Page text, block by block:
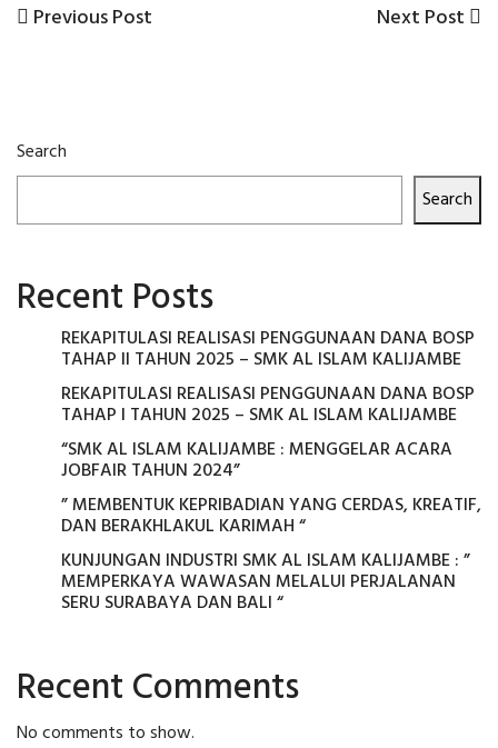
Post
Previous
Previous Post
Next
Next Post
Search
Search
Recent Posts
REKAPITULASI REALISASI PENGGUNAAN DANA BOSP
TAHAP II TAHUN 2025 – SMK AL ISLAM KALIJAMBE
REKAPITULASI REALISASI PENGGUNAAN DANA BOSP
TAHAP I TAHUN 2025 – SMK AL ISLAM KALIJAMBE
“SMK AL ISLAM KALIJAMBE : MENGGELAR ACARA
JOBFAIR TAHUN 2024”
” MEMBENTUK KEPRIBADIAN YANG CERDAS, KREATIF,
DAN BERAKHLAKUL KARIMAH “
KUNJUNGAN INDUSTRI SMK AL ISLAM KALIJAMBE : ”
MEMPERKAYA WAWASAN MELALUI PERJALANAN
SERU SURABAYA DAN BALI “
Recent Comments
No comments to show.